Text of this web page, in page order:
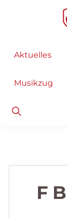
Aktuelles
Musikzug
Show
Search
F